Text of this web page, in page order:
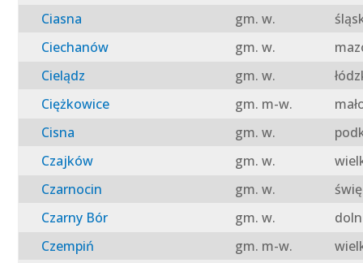
Ciasna
gm. w.
Ciechanów
gm. w.
Cielądz
gm. w.
Ciężkowice
gm. m-w.
Cisna
gm. w.
Czajków
gm. w.
Czarnocin
gm. w.
Czarny Bór
gm. w.
Czempiń
gm. m-w.